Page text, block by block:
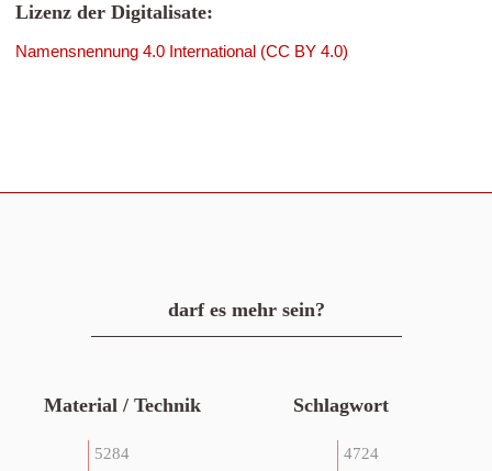
Lizenz der Digitalisate:
Namensnennung 4.0 International (CC BY 4.0)
darf es mehr sein?
Material / Technik
5284
Schlagwort
4724